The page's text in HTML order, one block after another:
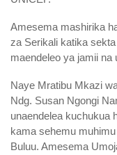
Amesema mashirika
za Serikali katika
maendeleo ya jamii na
Naye Mratibu Mkazi
Ndg. Susan Ngongi
unaendelea kuchukua
kama sehemu
Buluu. Amesema